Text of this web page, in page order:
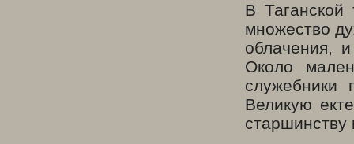
В Таганской
множество
облачения,
Около
Великую
старшинству